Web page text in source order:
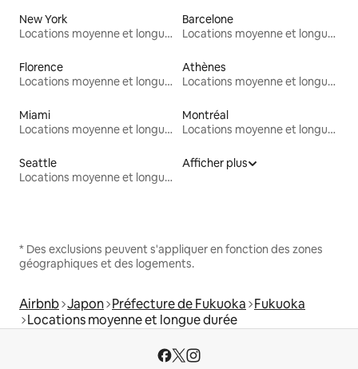
New York
Locations moyenne et longue durée
Barcelone
Locations moyenne et longue durée
Florence
Locations moyenne et longue durée
Athènes
Locations moyenne et longue durée
Miami
Locations moyenne et longue durée
Montréal
Locations moyenne et longue durée
Seattle
Locations moyenne et longue durée
Afficher plus
* Des exclusions peuvent s'appliquer en fonction des zones
géographiques et des logements.
Airbnb Japon Préfecture de Fukuoka Fukuoka
Locations moyenne et longue durée